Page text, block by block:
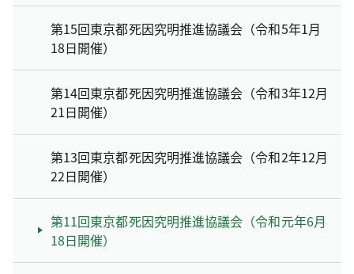
第15回東京都死因究明推進協議会（令和5年1月
18日開催）
第14回東京都死因究明推進協議会（令和3年12月
21日開催）
第13回東京都死因究明推進協議会（令和2年12月
22日開催）
第11回東京都死因究明推進協議会（令和元年6月
18日開催）